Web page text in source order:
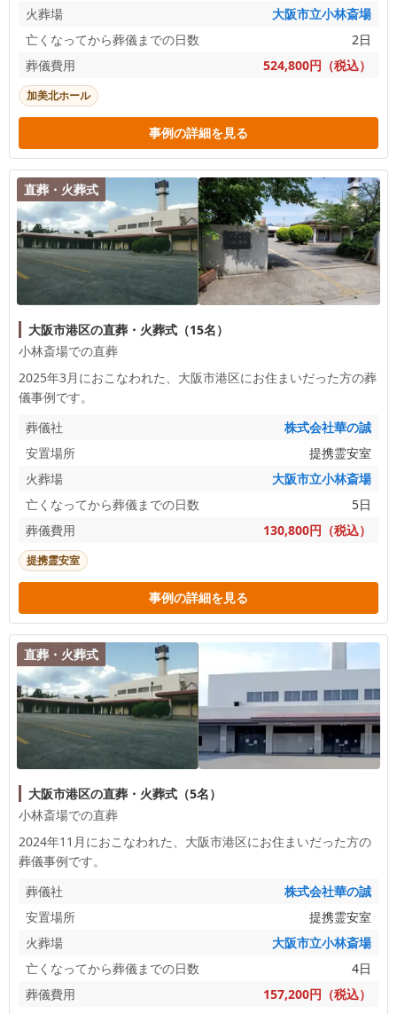
火葬場
大阪市立小林斎場
亡くなってから葬儀までの日数
2日
葬儀費用
524,800円（税込）
加美北ホール
事例の詳細を見る
直葬・火葬式
大阪市港区の直葬・火葬式（15名）
小林斎場での直葬
2025年3月におこなわれた、 大阪市港区にお住まいだった方の葬
儀事例です。
葬儀社
株式会社華の誠
安置場所
提携霊安室
火葬場
大阪市立小林斎場
亡くなってから葬儀までの日数
5日
葬儀費用
130,800円（税込）
提携霊安室
事例の詳細を見る
直葬・火葬式
大阪市港区の直葬・火葬式（5名）
小林斎場での直葬
2024年11月におこなわれた、 大阪市港区にお住まいだった方の
葬儀事例です。
葬儀社
株式会社華の誠
安置場所
提携霊安室
火葬場
大阪市立小林斎場
亡くなってから葬儀までの日数
4日
葬儀費用
157,200円（税込）